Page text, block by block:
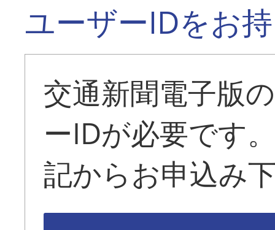
ユーザーIDをお
交通新聞電子版
ーIDが必要です
記からお申込み